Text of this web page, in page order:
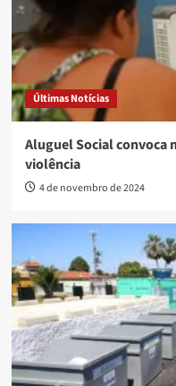
Últimas Notícias
Aluguel Social convoca
violência
4 de novembro de 2024